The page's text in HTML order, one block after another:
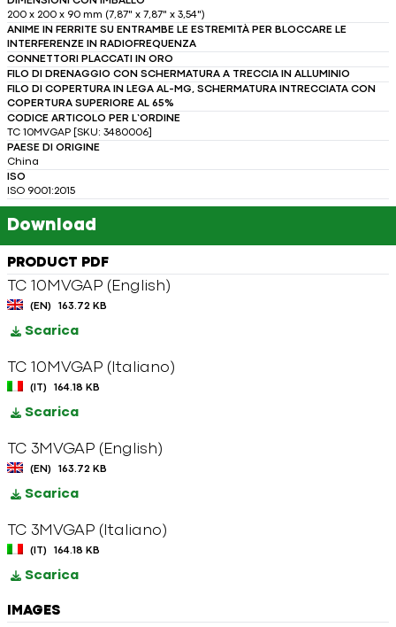
200 x 200 x 90 mm (7,87" x 7,87" x 3,54")
ANIME IN FERRITE SU ENTRAMBE LE ESTREMITÀ PER BLOCCARE LE
INTERFERENZE IN RADIOFREQUENZA
CONNETTORI PLACCATI IN ORO
FILO DI DRENAGGIO CON SCHERMATURA A TRECCIA IN ALLUMINIO
FILO DI COPERTURA IN LEGA AL-MG, SCHERMATURA INTRECCIATA CON
COPERTURA SUPERIORE AL 65%
CODICE ARTICOLO PER L’ORDINE
TC 10MVGAP [SKU: 3480006]
PAESE DI ORIGINE
China
ISO
ISO 9001:2015
Download
PRODUCT PDF
TC 10MVGAP (English)
(EN) 163.72 KB
Scarica
TC 10MVGAP (Italiano)
(IT) 164.18 KB
Scarica
TC 3MVGAP (English)
(EN) 163.72 KB
Scarica
TC 3MVGAP (Italiano)
(IT) 164.18 KB
Scarica
IMAGES